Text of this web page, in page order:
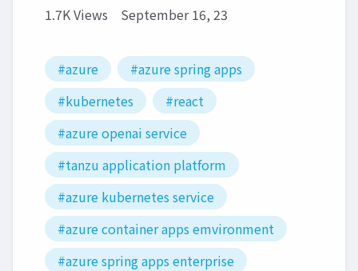
1.7K Views September 16, 23
#azure
#azure spring apps
#kubernetes
#react
#azure openai service
#tanzu application platform
#azure kubernetes service
#azure container apps emvironment
#azure spring apps enterprise